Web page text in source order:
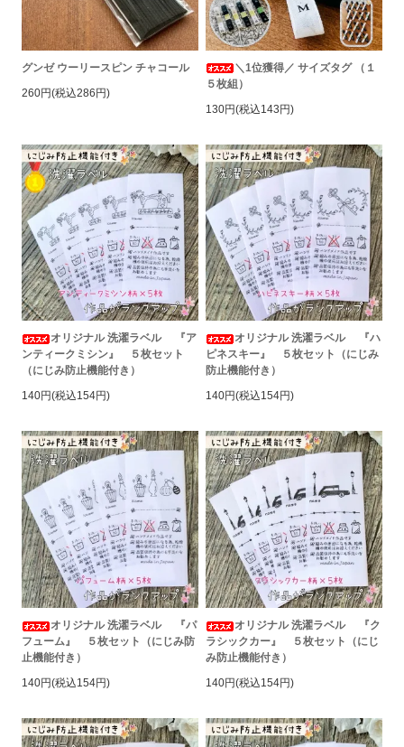
グンゼ ウーリースピン チャコール
260円(税込286円)
＼1位獲得／ サイズタグ （１
５枚組）
130円(税込143円)
オリジナル 洗濯ラベル 『ア
ンティークミシン』 ５枚セット
（にじみ防止機能付き）
140円(税込154円)
オリジナル 洗濯ラベル 『ハ
ピネスキー』 ５枚セット（にじみ
防止機能付き）
140円(税込154円)
オリジナル 洗濯ラベル 『パ
フューム』 ５枚セット（にじみ防
止機能付き）
140円(税込154円)
オリジナル 洗濯ラベル 『ク
ラシックカー』 ５枚セット（にじ
み防止機能付き）
140円(税込154円)